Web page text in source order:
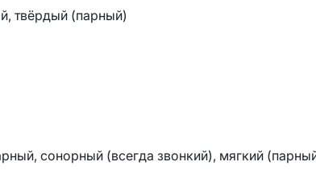
твёрдый (парный)
сонорный (всегда звонкий), мягкий